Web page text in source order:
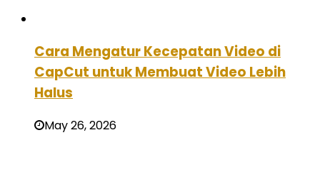
Cara Mengatur Kecepatan Video di
CapCut untuk Membuat Video Lebih
Halus
May 26, 2026